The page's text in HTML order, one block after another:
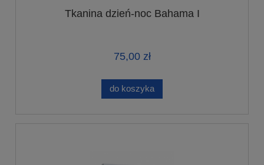
Tkanina dzień-noc Bahama I
75,00 zł
do koszyka